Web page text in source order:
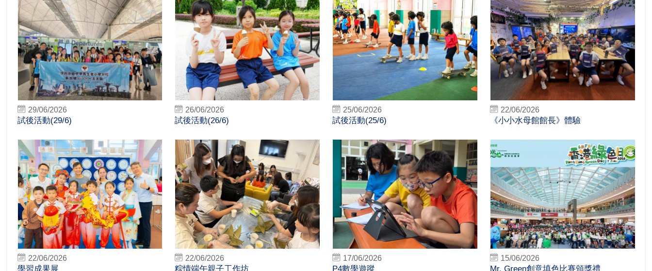
29/06/2026
試後活動(29/6)
26/06/2026
試後活動(26/6)
25/06/2026
試後活動(25/6)
22/06/2026
《小小水母館館長》體驗
22/06/2026
學習成果展
22/06/2026
粽情端午親子工作坊
17/06/2026
P4數學遊蹤
15/06/2026
Mr. Green創意填色比賽頒獎禮